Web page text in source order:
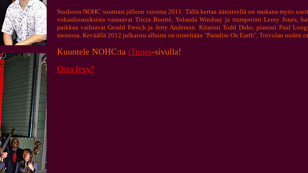
Studioon NOHC suuntasi jälleen vuonna 2011. Tällä kertaa äänitteellä on mukana myös
vokaaliosuuksista vastaavat Tricia Boutté, Yolanda Windsay ja trumpetisti Leroy Jones,
paikkaa vaihtavat Gerald French ja Jerry Anderson. Kitaristi Todd Duke, pianisti Paul
menossa. Keväällä 2012 julkaistu albumi on nimeltään "Paradise On Earth", Toivolan uuden
Kuuntele NOHC:ta iTunes-sivulla!
Osta levy!